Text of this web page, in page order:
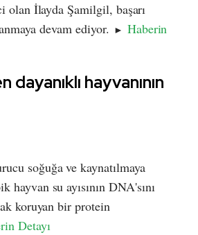
olan İlayda Şamilgil, başarı
devam ediyor. ► Haberin
dayanıklı hayvanının
soğuğa ve kaynatılmaya
hayvan su ayısının DNA'sını
koruyan bir protein
Detayı